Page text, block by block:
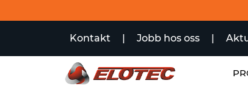
Kontakt | Jobb hos oss |